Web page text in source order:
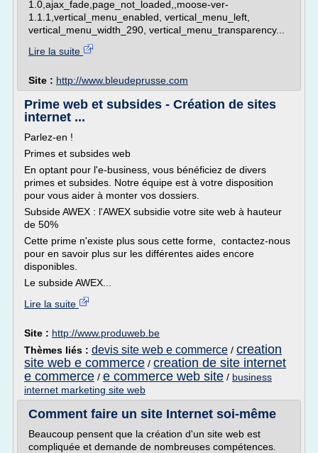
1.0,ajax_fade,page_not_loaded,,moose-ver-
1.1.1,vertical_menu_enabled, vertical_menu_left,
vertical_menu_width_290, vertical_menu_transparency...
Lire la suite
Site : http://www.bleudeprusse.com
Prime web et subsides - Création de sites
internet ...
Parlez-en !
Primes et subsides web
En optant pour l'e-business, vous bénéficiez de divers
primes et subsides. Notre équipe est à votre disposition
pour vous aider à monter vos dossiers.
Subside AWEX : l'AWEX subsidie votre site web à hauteur
de 50%
Cette prime n'existe plus sous cette forme, contactez-nous
pour en savoir plus sur les différentes aides encore
disponibles.
Le subside AWEX...
Lire la suite
Site : http://www.produweb.be
Thèmes liés : devis site web e commerce / creation
site web e commerce / creation de site internet
e commerce / e commerce web site / business
internet marketing site web
Comment faire un site Internet soi-même
Beaucoup pensent que la création d'un site web est
compliquée et demande de nombreuses compétences.